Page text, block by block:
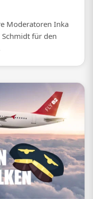
Moderatoren Inka
für den